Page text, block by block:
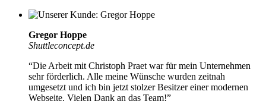
Gregor Hoppe
Shuttleconcept.de
“Die Arbeit mit Christoph Praet war für mein Unternehmen
sehr förderlich. Alle meine Wünsche wurden zeitnah
umgesetzt und ich bin jetzt stolzer Besitzer einer modernen
Webseite. Vielen Dank an das Team!”